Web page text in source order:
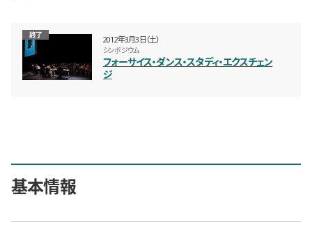
2012年3月3日（土）
終了
シンポジウム
フォーサイス・ダンス・スタディ・エクスチェン
ジ
基本情報